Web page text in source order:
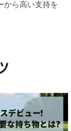
から高い支持を